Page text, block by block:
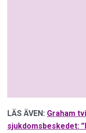
LÄS ÄVEN: Graham
sjukdomsbeskedet: